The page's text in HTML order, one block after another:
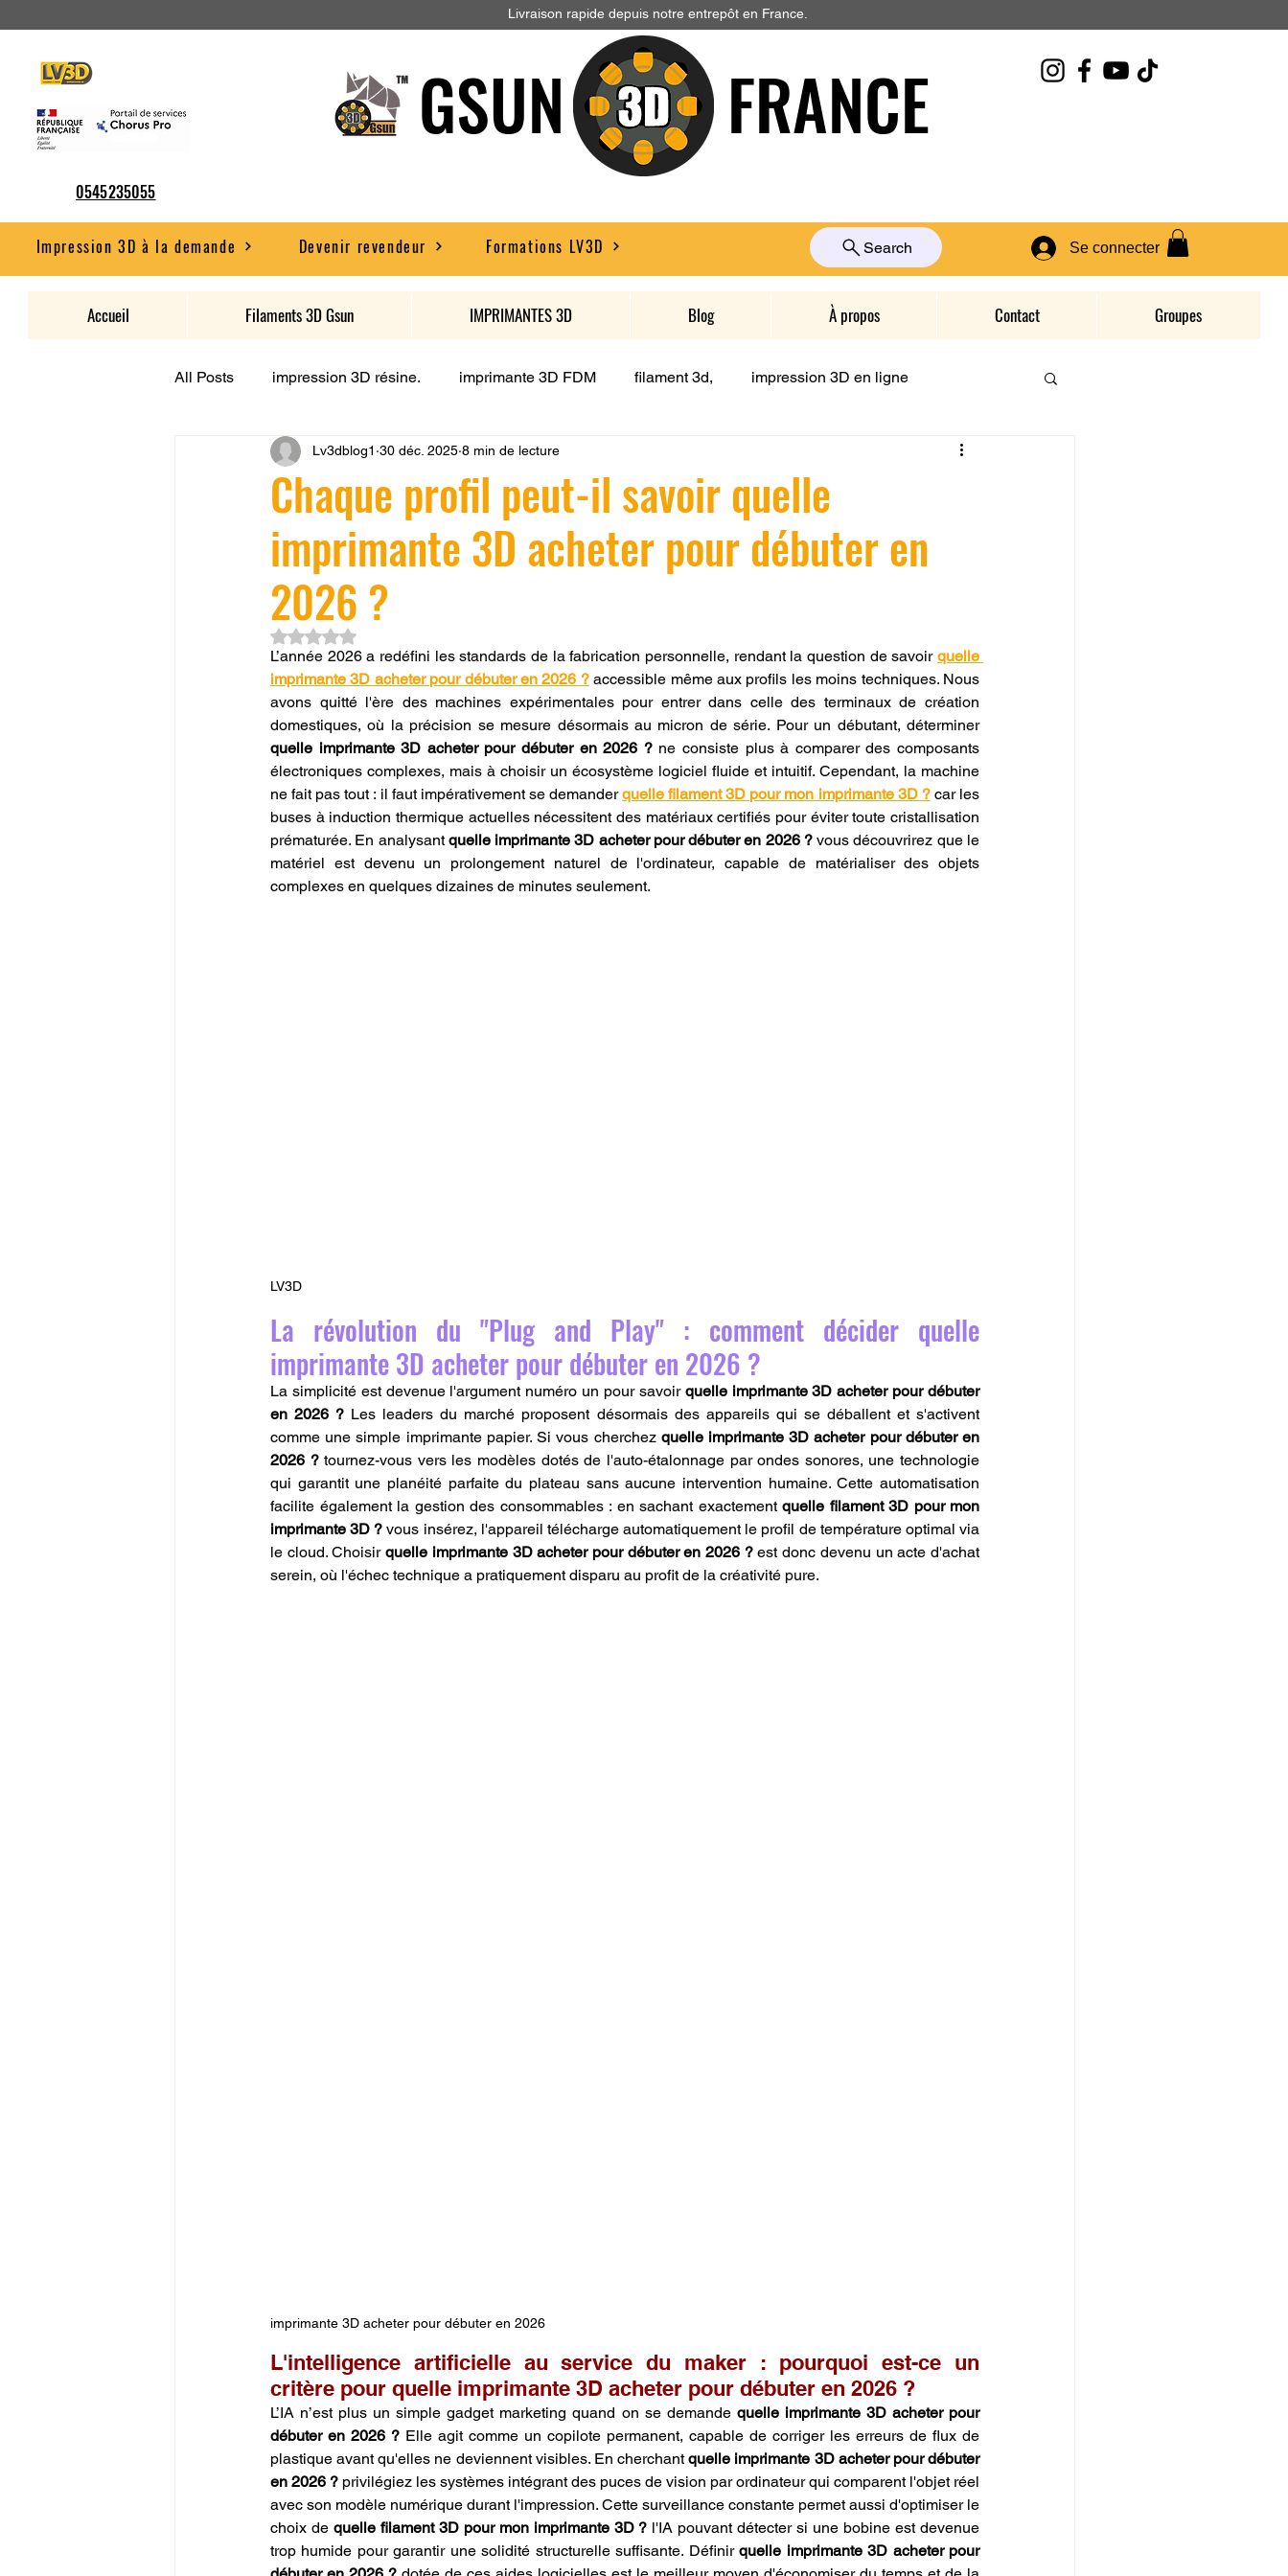
Livraison rapide depuis notre entrepôt en France.
0545235055
GSUN FRANCE
Impression 3D à la demande Devenir revendeur Formations LV3D Se connecter
Search
Accueil Filaments 3D Gsun IMPRIMANTES 3D Blog À propos Contact Groupes
All Posts impression 3D résine. imprimante 3D FDM filament 3d, impression 3D en ligne
CONCESSION LV3D JEU LV3D Formation
SCANNER 3D Formation à l'impression 3D CPF impression 3D à la demande
filament 3D
Entretien imprimante 3D postraitement SNAPMAKER CRÉALITY SPARK X I7 CREALITY
Bambu Lab X2D fusion 360 Formation CREALITY PRINT
Chaque profil peut-il savoir quelle
imprimante 3D acheter pour débuter en
2026 ?
Lv3dblog1 30 déc. 2025 8 min de lecture
Noté NaN étoiles sur 5.
L’année 2026 a redéfini les standards de la fabrication personnelle, rendant la question de savoir quelle
imprimante 3D acheter pour débuter en 2026 ? accessible même aux profils les moins techniques. Nous
avons quitté l'ère des machines expérimentales pour entrer dans celle des terminaux de création
domestiques, où la précision se mesure désormais au micron de série. Pour un débutant, déterminer
quelle imprimante 3D acheter pour débuter en 2026 ? ne consiste plus à comparer des composants
électroniques complexes, mais à choisir un écosystème logiciel fluide et intuitif. Cependant, la machine
ne fait pas tout : il faut impérativement se demander quelle filament 3D pour mon imprimante 3D ? car les
buses à induction thermique actuelles nécessitent des matériaux certifiés pour éviter toute cristallisation
prématurée. En analysant quelle imprimante 3D acheter pour débuter en 2026 ? vous découvrirez que le
matériel est devenu un prolongement naturel de l'ordinateur, capable de matérialiser des objets
complexes en quelques dizaines de minutes seulement.
LV3D
La révolution du "Plug and Play" : comment décider quelle
imprimante 3D acheter pour débuter en 2026 ?
La simplicité est devenue l'argument numéro un pour savoir quelle imprimante 3D acheter pour débuter
en 2026 ? Les leaders du marché proposent désormais des appareils qui se déballent et s'activent
comme une simple imprimante papier. Si vous cherchez quelle imprimante 3D acheter pour débuter en
2026 ? tournez-vous vers les modèles dotés de l'auto-étalonnage par ondes sonores, une technologie
qui garantit une planéité parfaite du plateau sans aucune intervention humaine. Cette automatisation
facilite également la gestion des consommables : en sachant exactement quelle filament 3D pour mon
imprimante 3D ? vous insérez, l'appareil télécharge automatiquement le profil de température optimal via
le cloud. Choisir quelle imprimante 3D acheter pour débuter en 2026 ? est donc devenu un acte d'achat
serein, où l'échec technique a pratiquement disparu au profit de la créativité pure.
imprimante 3D acheter pour débuter en 2026
L'intelligence artificielle au service du maker : pourquoi est-ce un
critère pour quelle imprimante 3D acheter pour débuter en 2026 ?
L’IA n’est plus un simple gadget marketing quand on se demande quelle imprimante 3D acheter pour
débuter en 2026 ? Elle agit comme un copilote permanent, capable de corriger les erreurs de flux de
plastique avant qu'elles ne deviennent visibles. En cherchant quelle imprimante 3D acheter pour débuter
en 2026 ? privilégiez les systèmes intégrant des puces de vision par ordinateur qui comparent l'objet réel
avec son modèle numérique durant l'impression. Cette surveillance constante permet aussi d'optimiser le
choix de quelle filament 3D pour mon imprimante 3D ? l'IA pouvant détecter si une bobine est devenue
trop humide pour garantir une solidité structurelle suffisante. Définir quelle imprimante 3D acheter pour